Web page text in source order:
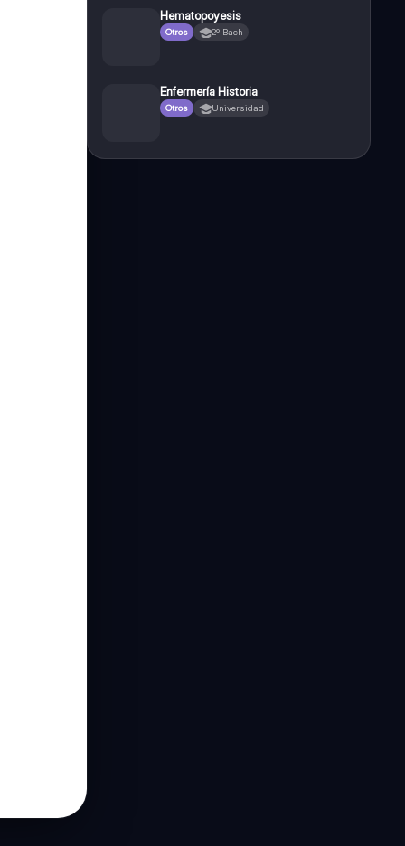
Hematopoyesis
Otros 2º Bach
Enfermería Historia
Otros Universidad